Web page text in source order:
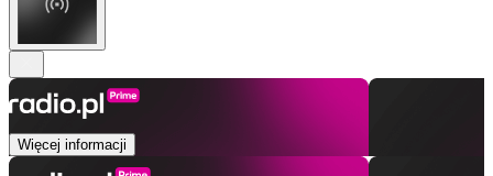
Więcej informacji